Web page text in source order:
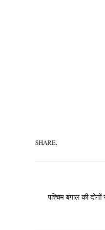
SHARE.
पश्चिम बंगाल की